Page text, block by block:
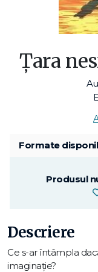
Țara
Formate
Produsul
Descriere
Ce s-ar întâmpla
imaginație?